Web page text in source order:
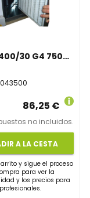
AFR-N-400/30 G4 750X425X48 MARCO METALICO
86,25 €
no incluidos.
A LA CESTA
y sigue el proceso
para ver la
y los precios para
profesionales.